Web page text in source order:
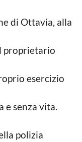
di Ottavia, alla
proprietario
esercizio
e senza vita.
polizia